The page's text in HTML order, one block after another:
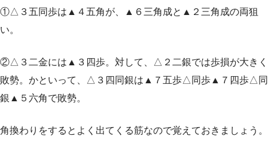
①△３五同歩は▲４五角が、▲６三角成と▲２三角成の両狙
い。
②△３二金には▲３四歩。対して、△２二銀では歩損が大きく
敗勢。かといって、△３四同銀は▲７五歩△同歩▲７四歩△同
銀▲５六角で敗勢。
角換わりをするとよく出てくる筋なので覚えておきましょう。